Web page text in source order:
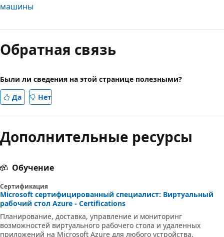
машины
Обратная связь
Были ли сведения на этой странице полезными?
Да
Нет
Дополнительные ресурсы
Обучение
Сертификация
Microsoft сертифицированный специалист: Виртуальный
рабочий стол Azure - Certifications
Планирование, доставка, управление и мониторинг
возможностей виртуального рабочего стола и удаленных
приложений на Microsoft Azure для любого устройства.